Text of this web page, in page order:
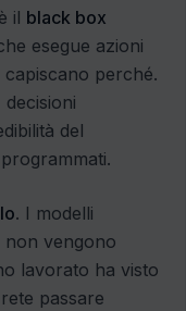
il black box
esegue azioni
perché.
del
. I modelli
non vengono
lavorato ha visto
passare